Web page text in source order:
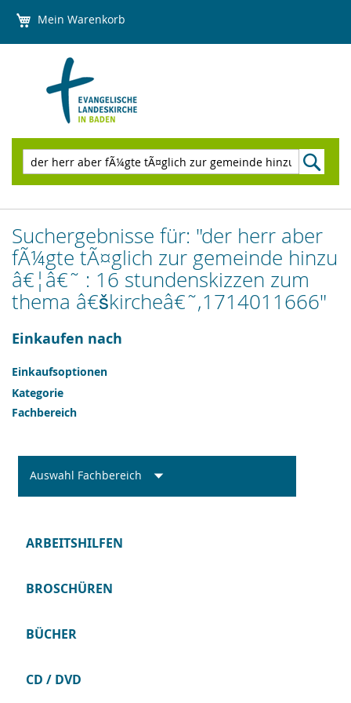
Mein Warenkorb
zum
Suchen
Suchergebnisse für: "der herr aber
fÃ¼gte tÃ¤glich zur gemeinde hinzu
â€¦â€˜ : 16 stundenskizzen zum
thema â€škircheâ€˜,1714011666"
Einkaufen nach
Einkaufsoptionen
Kategorie
Fachbereich
Auswahl Fachbereich
ARBEITSHILFEN
BROSCHÜREN
BÜCHER
CD / DVD